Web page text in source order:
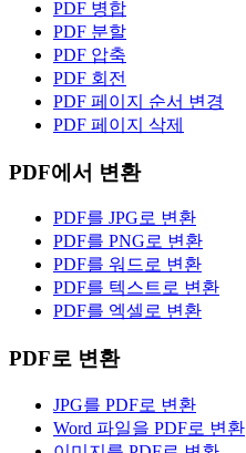
PDF 병합
PDF 분할
PDF 압축
PDF 회전
PDF 페이지 순서 변경
PDF 페이지 삭제
PDF에서 변환
PDF를 JPG로 변환
PDF를 PNG로 변환
PDF를 워드로 변환
PDF를 텍스트로 변환
PDF를 엑셀로 변환
PDF로 변환
JPG를 PDF로 변환
Word 파일을 PDF로 변환